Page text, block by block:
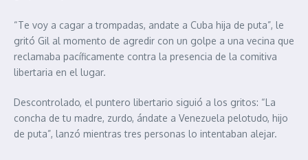
“Te voy a cagar a trompadas, andate a Cuba hija de puta”, le
gritó Gil al momento de agredir con un golpe a una vecina que
reclamaba pacíficamente contra la presencia de la comitiva
libertaria en el lugar.
Descontrolado, el puntero libertario siguió a los gritos: “La
concha de tu madre, zurdo, ándate a Venezuela pelotudo, hijo
de puta”, lanzó mientras tres personas lo intentaban alejar.